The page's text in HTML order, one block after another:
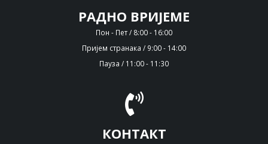
РАДНО ВРИЈЕМЕ
Пон - Пет / 8:00 - 16:00
Пријем странака / 9:00 - 14:00
Пауза / 11:00 - 11:30
КОНТАКТ